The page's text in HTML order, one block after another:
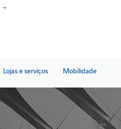
Lojas e serviços Mobilidade